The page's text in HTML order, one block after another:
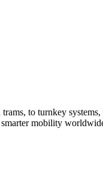
to turnkey
mobility